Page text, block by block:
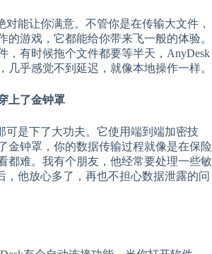
对能让你满意。不管你是在传输大文件，
的游戏，它都能给你带来飞一般的体验。
，有时候拖个文件都要等半天，AnyDesk
几乎感觉不到延迟，就像本地操作一样。
上了金钟罩
可是下了大功夫。它使用端到端加密技
金钟罩，你的数据传输过程就像是在保险
都难。我有个朋友，他经常要处理一些敏
，他放心多了，再也不担心数据泄露的问